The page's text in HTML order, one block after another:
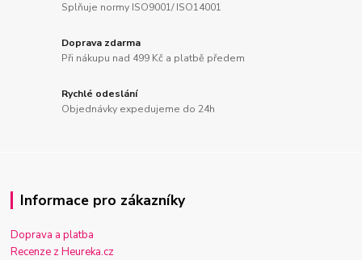
Splňuje normy ISO9001/ ISO14001
Doprava zdarma
Při nákupu nad 499 Kč a platbě předem
Rychlé odeslání
Objednávky expedujeme do 24h
Informace pro zákazníky
Doprava a platba
Recenze z Heureka.cz